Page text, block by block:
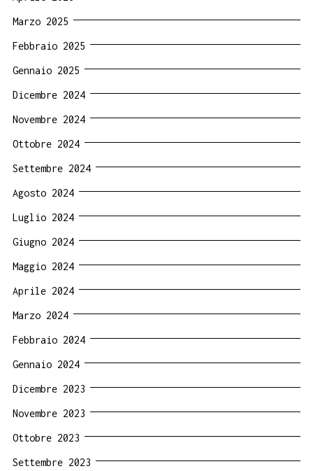
Marzo 2025
Febbraio 2025
Gennaio 2025
Dicembre 2024
Novembre 2024
Ottobre 2024
Settembre 2024
Agosto 2024
Luglio 2024
Giugno 2024
Maggio 2024
Aprile 2024
Marzo 2024
Febbraio 2024
Gennaio 2024
Dicembre 2023
Novembre 2023
Ottobre 2023
Settembre 2023